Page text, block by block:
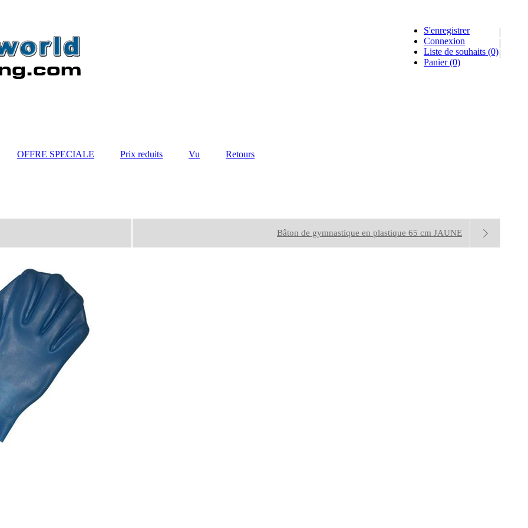
S'enregistrer
Connexion
Liste de souhaits (0)
Panier (0)
OFFRE SPECIALE Prix reduits Vu Retours
Bâton de gymnastique en plastique 65 cm JAUNE